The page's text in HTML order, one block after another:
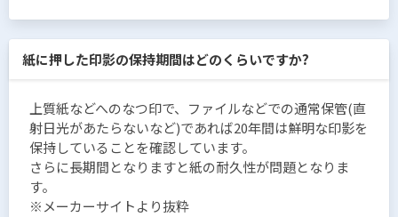
紙に押した印影の保持期間はどのくらいですか?
上質紙などへのなつ印で、ファイルなどでの通常保管(直
射日光があたらないなど)であれば20年間は鮮明な印影を
保持していることを確認しています。
さらに長期間となりますと紙の耐久性が問題となりま
す。
※メーカーサイトより抜粋